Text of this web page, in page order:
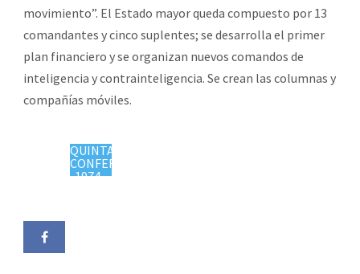
movimiento”. El Estado mayor queda compuesto por 13
comandantes y cinco suplentes; se desarrolla el primer
plan financiero y se organizan nuevos comandos de
inteligencia y contrainteligencia. Se crean las columnas y
compañías móviles.
QUINTA
CONFERENCIA
1974 -